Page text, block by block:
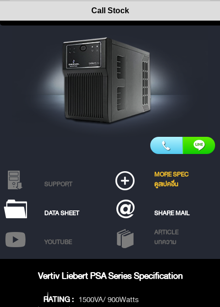
Call Stock
SUPPORT
MORE SPEC
ดูสเปคอื่น
DATA SHEET SHARE MAIL
YOUTUBE
ARTICLE
บทความ
Vertiv Liebert PSA Series Specification
RATING : 1500VA/ 900Watts